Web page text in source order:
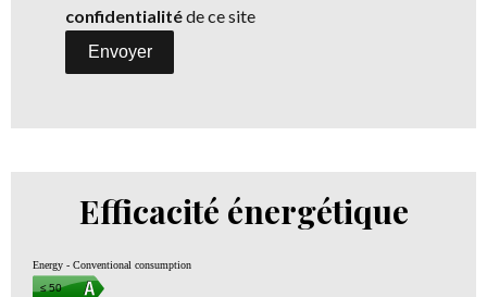
confidentialitéde ce site
Envoyer
Efficacité énergétique